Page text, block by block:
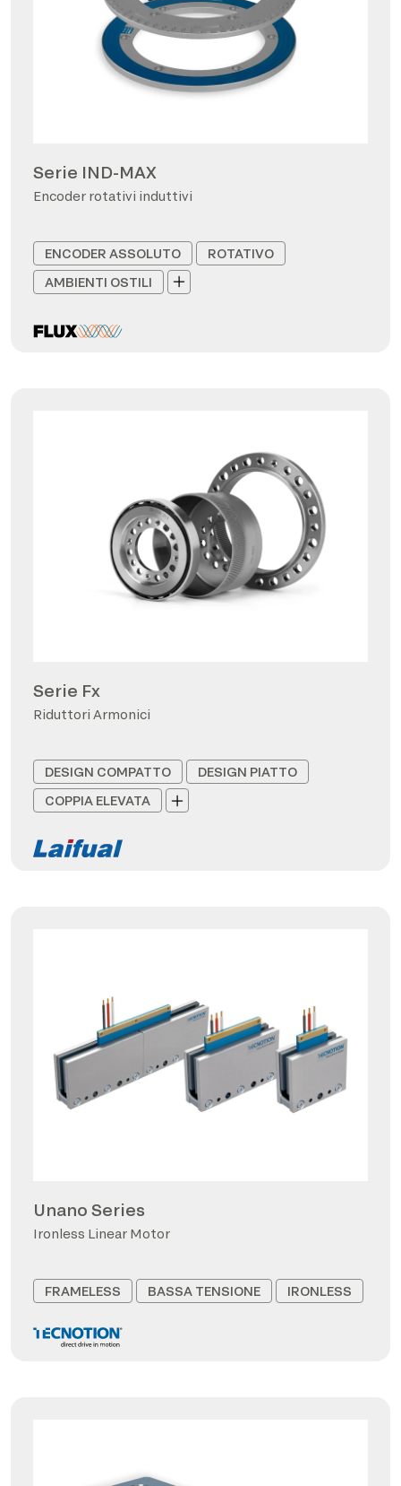
Serie IND-MAX
Encoder rotativi induttivi
ENCODER ASSOLUTO
ROTATIVO
AMBIENTI OSTILI
Serie Fx
Riduttori Armonici
DESIGN COMPATTO
DESIGN PIATTO
COPPIA ELEVATA
Unano Series
Ironless Linear Motor
FRAMELESS BASSA TENSIONE IRONLESS